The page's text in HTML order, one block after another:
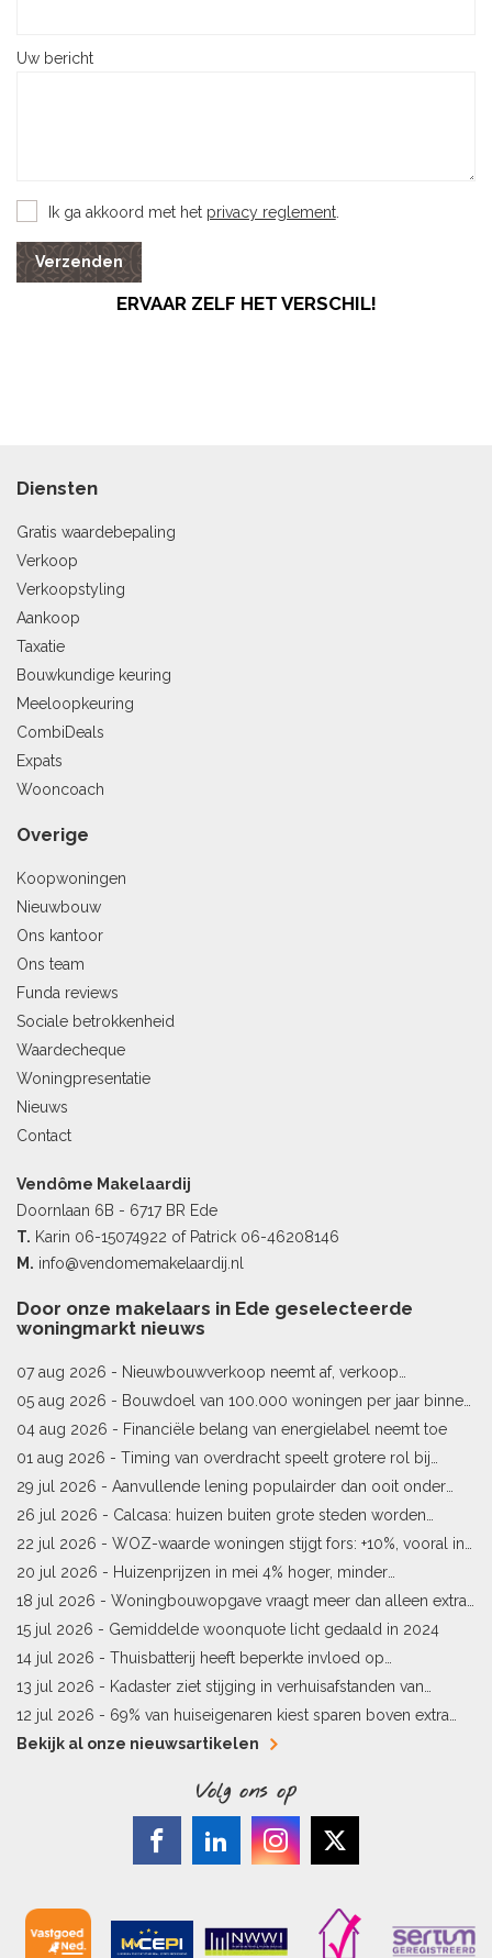
Uw bericht
Ik ga akkoord met het privacy reglement.
Verzenden
ERVAAR ZELF HET VERSCHIL!
Diensten
Gratis waardebepaling
Verkoop
Verkoopstyling
Aankoop
Taxatie
Bouwkundige keuring
Meeloopkeuring
CombiDeals
Expats
Wooncoach
Overige
Koopwoningen
Nieuwbouw
Ons kantoor
Ons team
Funda reviews
Sociale betrokkenheid
Waardecheque
Woningpresentatie
Nieuws
Contact
Vendôme Makelaardij
Doornlaan 6B - 6717 BR Ede
T. Karin 06-15074922 of Patrick 06-46208146
M. info@vendomemakelaardij.nl
Door onze makelaars in Ede geselecteerde
woningmarkt nieuws
07 aug 2026 - Nieuwbouwverkoop neemt af, verkoop
bestaande woningen stijgt
05 aug 2026 - Bouwdoel van 100.000 woningen per jaar binnen
bereik
04 aug 2026 - Financiële belang van energielabel neemt toe
01 aug 2026 - Timing van overdracht speelt grotere rol bij
woningprijs
29 jul 2026 - Aanvullende lening populairder dan ooit onder
starters
26 jul 2026 - Calcasa: huizen buiten grote steden worden
sneller meer waard
22 jul 2026 - WOZ-waarde woningen stijgt fors: +10%, vooral in
Limburg en Pekela
20 jul 2026 - Huizenprijzen in mei 4% hoger, minder
woningverkopen
18 jul 2026 - Woningbouwopgave vraagt meer dan alleen extra
vergunningen
15 jul 2026 - Gemiddelde woonquote licht gedaald in 2024
14 jul 2026 - Thuisbatterij heeft beperkte invloed op
energielabel
13 jul 2026 - Kadaster ziet stijging in verhuisafstanden van
kopers
12 jul 2026 - 69% van huiseigenaren kiest sparen boven extra
hypotheekaflossing
Bekijk al onze nieuwsartikelen
Volg ons op